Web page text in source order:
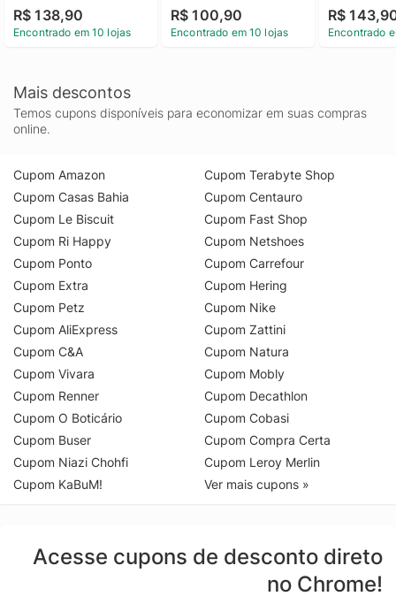
R$ 138,90
Encontrado em 10 lojas
R$ 100,90
Encontrado em 10 lojas
R$
Encontrado
Mais descontos
Temos cupons disponíveis para economizar em suas compras
online.
Cupom Amazon
Cupom Casas Bahia
Cupom Le Biscuit
Cupom Ri Happy
Cupom Ponto
Cupom Extra
Cupom Petz
Cupom AliExpress
Cupom C&A
Cupom Vivara
Cupom Renner
Cupom O Boticário
Cupom Buser
Cupom Niazi Chohfi
Cupom KaBuM!
Cupom Terabyte Shop
Cupom Centauro
Cupom Fast Shop
Cupom Netshoes
Cupom Carrefour
Cupom Hering
Cupom Nike
Cupom Zattini
Cupom Natura
Cupom Mobly
Cupom Decathlon
Cupom Cobasi
Cupom Compra Certa
Cupom Leroy Merlin
Ver mais cupons »
Acesse cupons de desconto direto
no Chrome!